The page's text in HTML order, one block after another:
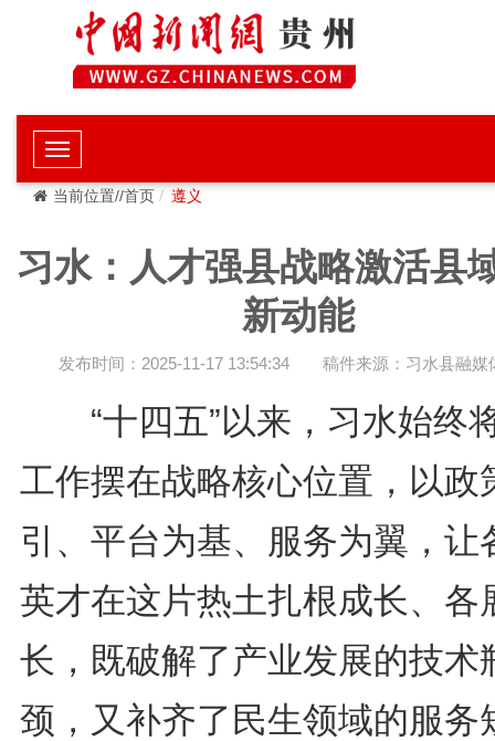
当前位置//首页 遵义
习水：人才强县战略激活县
新动能
发布时间：2025-11-17 13:54:34 稿件来源：习水县融媒
“十四五”以来，习水始终
工作摆在战略核心位置，以政
引、平台为基、服务为翼，让
英才在这片热土扎根成长、各
长，既破解了产业发展的技术
颈，又补齐了民生领域的服务